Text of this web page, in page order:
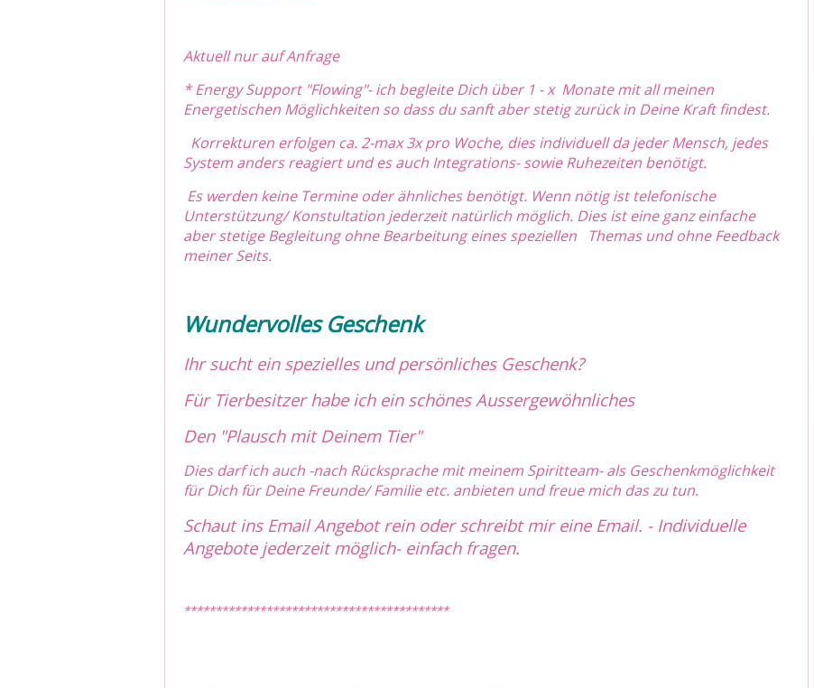
Aktuell nur auf Anfrage
* Energy Support "Flowing"- ich begleite Dich über 1 - x Monate mit all meinen
Energetischen Möglichkeiten so dass du sanft aber stetig zurück in Deine Kraft findest.
Korrekturen erfolgen ca. 2-max 3x pro Woche, dies individuell da jeder Mensch, jedes
System anders reagiert und es auch Integrations- sowie Ruhezeiten benötigt.
Es werden keine Termine oder ähnliches benötigt. Wenn nötig ist telefonische
Unterstützung/ Konstultation jederzeit natürlich möglich. Dies ist eine ganz einfache
aber stetige Begleitung ohne Bearbeitung eines speziellen Themas und ohne Feedback
meiner Seits.
Wundervolles Geschenk
Ihr sucht ein spezielles und persönliches Geschenk?
Für Tierbesitzer habe ich ein schönes Aussergewöhnliches
Den "Plausch mit Deinem Tier"
Dies darf ich auch -nach Rücksprache mit meinem Spiritteam- als Geschenkmöglichkeit
für Dich für Deine Freunde/ Familie etc. anbieten und freue mich das zu tun.
Schaut ins Email Angebot rein oder schreibt mir eine Email. - Individuelle
Angebote jederzeit möglich- einfach fragen.
******************************************